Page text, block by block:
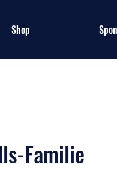
Shop
Familie